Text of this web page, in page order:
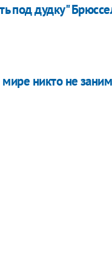
под дудку"
никто не